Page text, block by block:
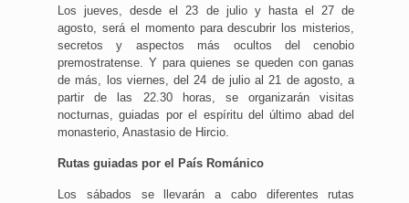
Los jueves, desde el 23 de julio y hasta el 27 de
agosto, será el momento para descubrir los misterios,
secretos y aspectos más ocultos del cenobio
premostratense. Y para quienes se queden con ganas
de más, los viernes, del 24 de julio al 21 de agosto, a
partir de las 22.30 horas, se organizarán visitas
nocturnas, guiadas por el espíritu del último abad del
monasterio, Anastasio de Hircio.
Rutas guiadas por el País Románico
Los sábados se llevarán a cabo diferentes rutas